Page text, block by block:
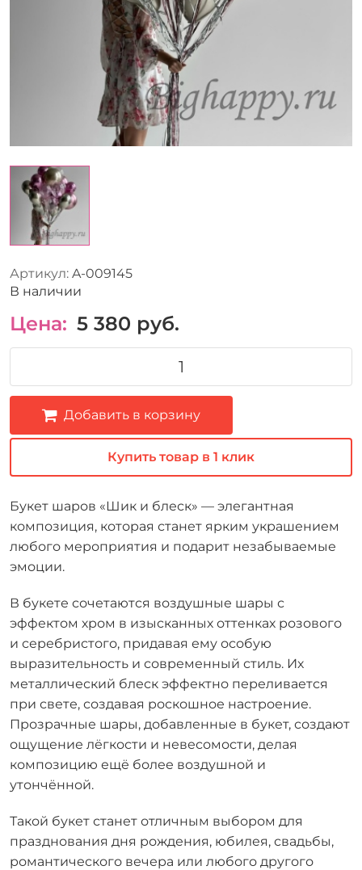
Артикул: A-009145
В наличии
Цена: 5 380 руб.
Добавить в корзину
Купить товар в 1 клик
Букет шаров «Шик и блеск» — элегантная
композиция, которая станет ярким украшением
любого мероприятия и подарит незабываемые
эмоции.
В букете сочетаются воздушные шары с
эффектом хром в изысканных оттенках розового
и серебристого, придавая ему особую
выразительность и современный стиль. Их
металлический блеск эффектно переливается
при свете, создавая роскошное настроение.
Прозрачные шары, добавленные в букет, создают
ощущение лёгкости и невесомости, делая
композицию ещё более воздушной и
утончённой.
Такой букет станет отличным выбором для
празднования дня рождения, юбилея, свадьбы,
романтического вечера или любого другого